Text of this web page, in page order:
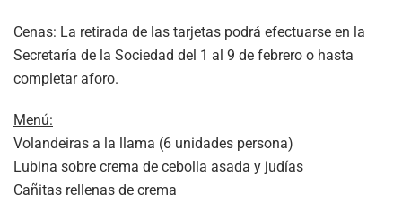
Cenas: La retirada de las tarjetas podrá efectuarse en la
Secretaría de la Sociedad del 1 al 9 de febrero o hasta
completar aforo.
Menú:
Volandeiras a la llama (6 unidades persona)
Lubina sobre crema de cebolla asada y judías
Cañitas rellenas de crema